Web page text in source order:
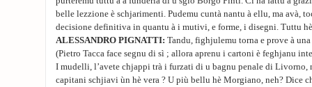
belle lezzione è schjarimenti. Pudemu cuntà nantu à ellu, ma avà,
decisione definitiva in quantu à i mutivi, e forme, i disegni. Tuttu
ALESSANDRO PIGNATTI: Tandu, fighjulemu torna e prove à una
(Pietro Tacca face segnu di sì ; allora aprenu i cartoni è feghjanu
I mudelli, l’avete chjappi trà i furzati di u bagnu penale di Livorno,
capitani schjiavi ùn hè vera ? U più bellu hè Morgiano, neh? Dice